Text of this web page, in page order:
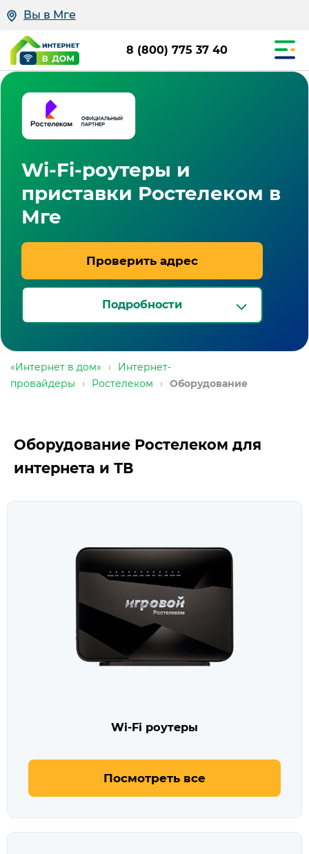
Вы в Мге
8 (800) 775 37 40
Wi-Fi-роутеры и
приставки Ростелеком в
Мге
Проверить адрес
Подробности
«Интернет в дом» ›
Интернет-
провайдеры
› Ростелеком › Оборудование
Оборудование Ростелеком для
интернета и ТВ
Wi-Fi роутеры
Посмотреть все